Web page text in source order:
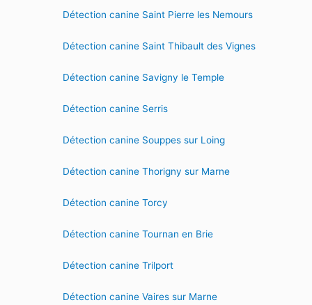
Détection canine Saint Pierre les Nemours
Détection canine Saint Thibault des Vignes
Détection canine Savigny le Temple
Détection canine Serris
Détection canine Souppes sur Loing
Détection canine Thorigny sur Marne
Détection canine Torcy
Détection canine Tournan en Brie
Détection canine Trilport
Détection canine Vaires sur Marne